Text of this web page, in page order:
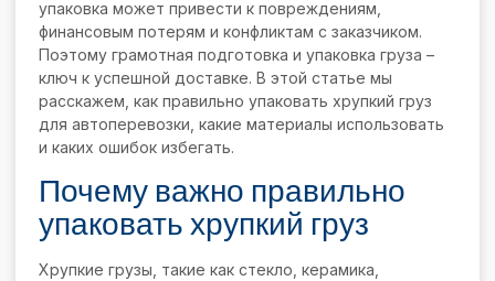
упаковка может привести к повреждениям,
финансовым потерям и конфликтам с заказчиком.
Поэтому грамотная подготовка и упаковка груза –
ключ к успешной доставке. В этой статье мы
расскажем, как правильно упаковать хрупкий груз
для автоперевозки, какие материалы использовать
и каких ошибок избегать.
Почему важно правильно
упаковать хрупкий груз
Хрупкие грузы, такие как стекло, керамика,